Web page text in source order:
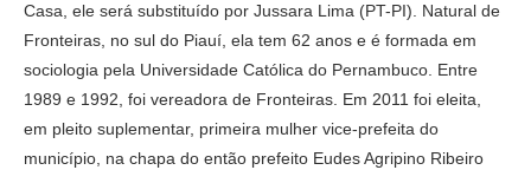
Casa, ele será substituído por Jussara Lima (PT-PI). Natural de
Fronteiras, no sul do Piauí, ela tem 62 anos e é formada em
sociologia pela Universidade Católica do Pernambuco. Entre
1989 e 1992, foi vereadora de Fronteiras. Em 2011 foi eleita,
em pleito suplementar, primeira mulher vice-prefeita do
município, na chapa do então prefeito Eudes Agripino Ribeiro